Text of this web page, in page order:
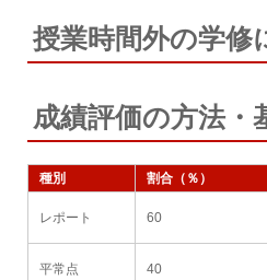
授業時間外の学修
成績評価の方法・
種別 割合（％）
レポート 60
平常点 40